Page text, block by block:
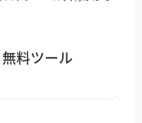
料ツール